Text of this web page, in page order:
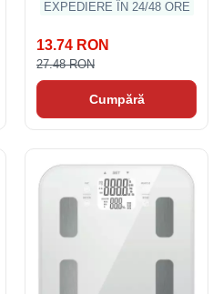
EXPEDIERE ÎN 24/48 ORE
13.74 RON
27.48 RON
Cumpără